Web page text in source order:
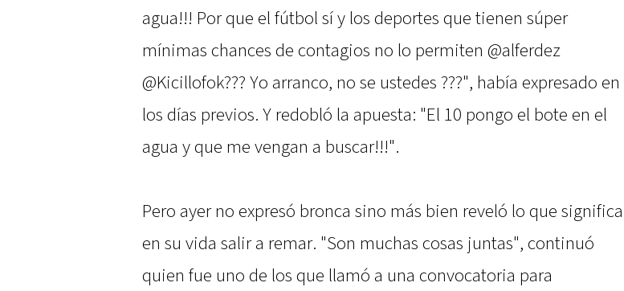
agua!!! Por que el fútbol sí y los deportes que tienen súper
mínimas chances de contagios no lo permiten @alferdez
@Kicillofok??? Yo arranco, no se ustedes ???", había expresado en
los días previos. Y redobló la apuesta: "El 10 pongo el bote en el
agua y que me vengan a buscar!!!".
Pero ayer no expresó bronca sino más bien reveló lo que significa
en su vida salir a remar. "Son muchas cosas juntas", continuó
quien fue uno de los que llamó a una convocatoria para